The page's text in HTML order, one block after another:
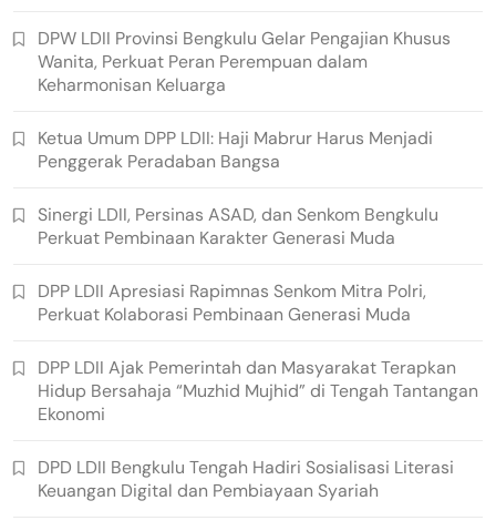
DPW LDII Provinsi Bengkulu Gelar Pengajian Khusus
Wanita, Perkuat Peran Perempuan dalam
Keharmonisan Keluarga
Ketua Umum DPP LDII: Haji Mabrur Harus Menjadi
Penggerak Peradaban Bangsa
Sinergi LDII, Persinas ASAD, dan Senkom Bengkulu
Perkuat Pembinaan Karakter Generasi Muda
DPP LDII Apresiasi Rapimnas Senkom Mitra Polri,
Perkuat Kolaborasi Pembinaan Generasi Muda
DPP LDII Ajak Pemerintah dan Masyarakat Terapkan
Hidup Bersahaja “Muzhid Mujhid” di Tengah Tantangan
Ekonomi
DPD LDII Bengkulu Tengah Hadiri Sosialisasi Literasi
Keuangan Digital dan Pembiayaan Syariah